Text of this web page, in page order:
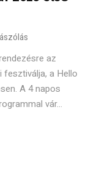
az
fesztiválja, a Hello
A 4 napos
vár...